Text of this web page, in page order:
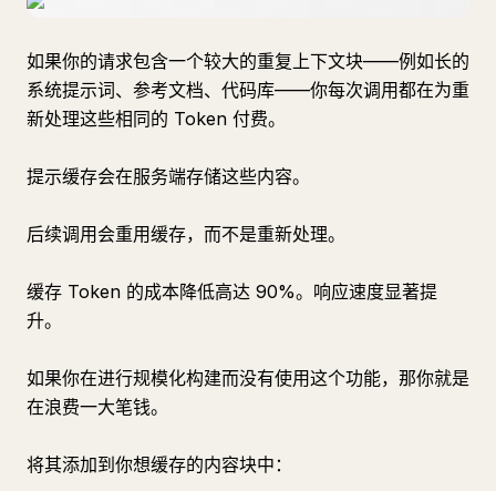
如果你的请求包含一个较大的重复上下文块——例如长的
系统提示词、参考文档、代码库——你每次调用都在为重
新处理这些相同的 Token 付费。
提示缓存会在服务端存储这些内容。
后续调用会重用缓存，而不是重新处理。
缓存 Token 的成本降低高达 90%。响应速度显著提
升。
如果你在进行规模化构建而没有使用这个功能，那你就是
在浪费一大笔钱。
将其添加到你想缓存的内容块中：